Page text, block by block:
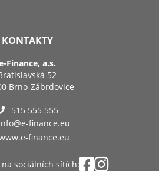
KONTAKTY
Finance, a.s.
52
Brno-Zábrdovice
515 555 555
finance.eu
finance.eu
sociálních sítích: